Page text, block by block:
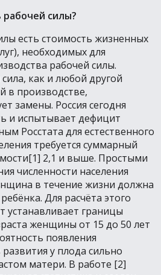
силы?
есть стоимость жизненных
необходимых для
рабочей силы.
как и любой другой
в производстве,
замены. Россия сегодня
и испытывает дефицит
Росстата для естественного
требуется суммарный
2,1 и выше. Простыми
численности населения
в течение жизни должна
Для расчёта этого
устанавливает границы
женщины от 15 до 50 лет
появления
у плода сильно
матери. В работе [2]